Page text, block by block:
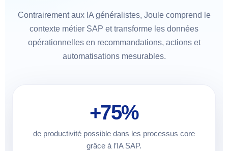
Contrairement aux IA généralistes, Joule comprend le
contexte métier SAP et transforme les données
opérationnelles en recommandations, actions et
automatisations mesurables.
+75%
de productivité possible dans les processus core
grâce à l’IA SAP.